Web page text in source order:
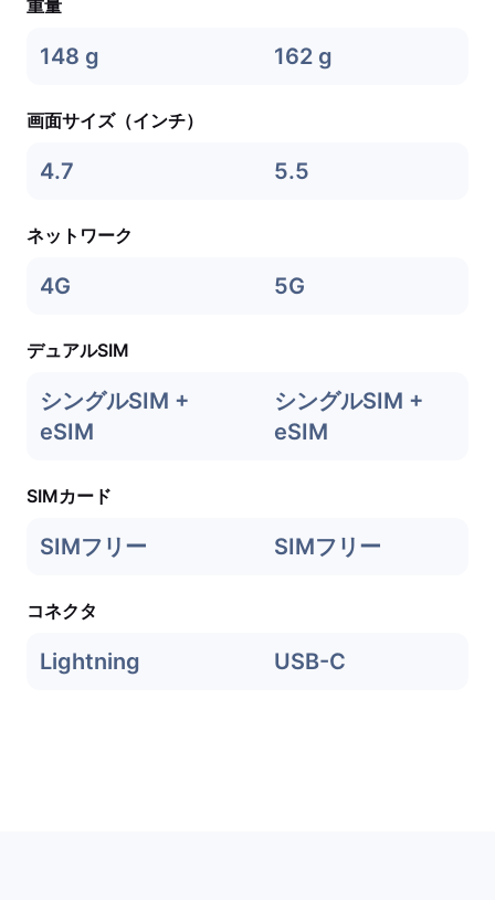
重量
148 g 162 g
画面サイズ（インチ）
4.7 5.5
ネットワーク
4G 5G
デュアルSIM
シングルSIM +
eSIM
シングルSIM +
eSIM
SIMカード
SIMフリー SIMフリー
コネクタ
Lightning USB-C